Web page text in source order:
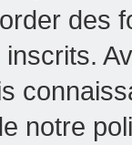
des
notre